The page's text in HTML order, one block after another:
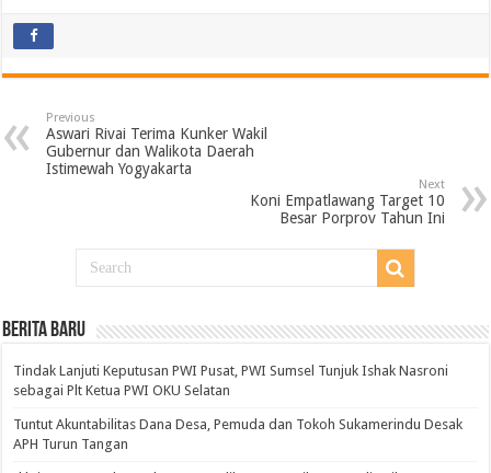
Previous
Aswari Rivai Terima Kunker Wakil
Gubernur dan Walikota Daerah
Istimewah Yogyakarta
Next
Koni Empatlawang Target 10
Besar Porprov Tahun Ini
BERITA BARU
Tindak Lanjuti Keputusan PWI Pusat, PWI Sumsel Tunjuk Ishak Nasroni
sebagai Plt Ketua PWI OKU Selatan
Tuntut Akuntabilitas Dana Desa, Pemuda dan Tokoh Sukamerindu Desak
APH Turun Tangan